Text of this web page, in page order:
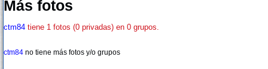
Más fotos
ctm84 tiene 1 fotos (0 privadas) en 0 grupos.
ctm84 no tiene más fotos y/o grupos